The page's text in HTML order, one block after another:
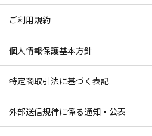
ご利用規約
個人情報保護基本方針
特定商取引法に基づく表記
外部送信規律に係る通知・公表